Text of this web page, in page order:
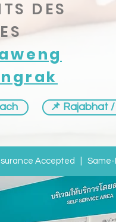
DES
📌 Rajabhat
Accepted |